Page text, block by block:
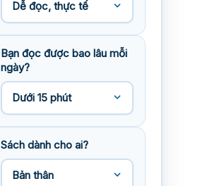
Bạn đọc được bao lâu mỗi
ngày?
Sách dành cho ai?